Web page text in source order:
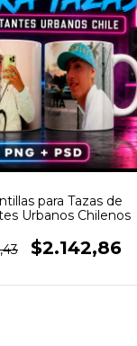
para Tazas de
Urbanos Chilenos
$2.142,86